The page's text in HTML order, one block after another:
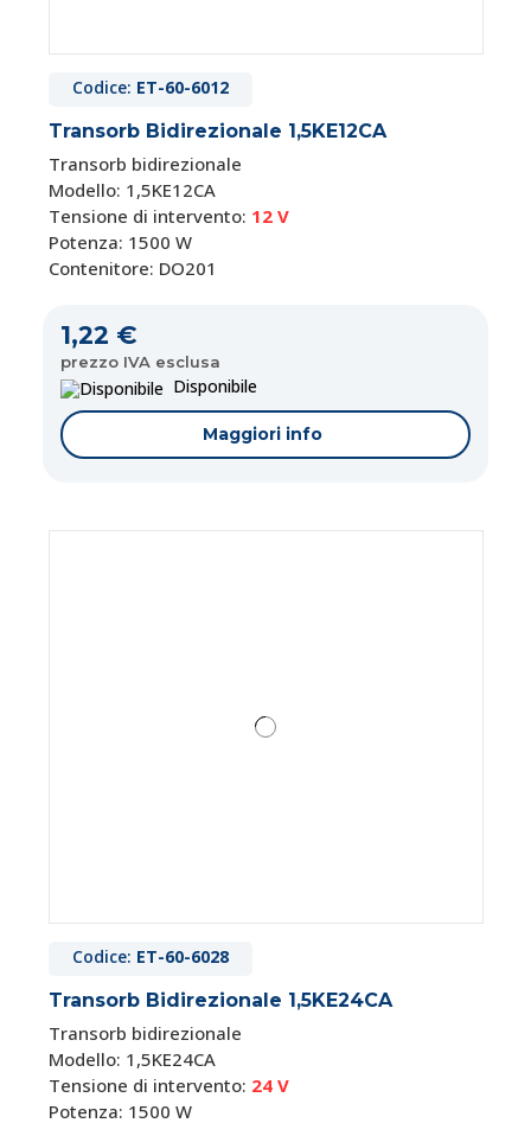
Codice: ET-60-6012
Transorb Bidirezionale 1,5KE12CA
Transorb bidirezionale
Modello: 1,5KE12CA
Tensione di intervento: 12 V
Potenza: 1500 W
Contenitore: DO201
1,22 €
prezzo IVA esclusa
Disponibile
Maggiori info
Codice: ET-60-6028
Transorb Bidirezionale 1,5KE24CA
Transorb bidirezionale
Modello: 1,5KE24CA
Tensione di intervento: 24 V
Potenza: 1500 W